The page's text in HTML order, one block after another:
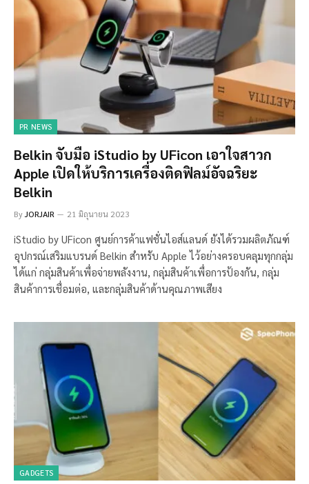
PR NEWS
Belkin จับมือ iStudio by UFicon เอาใจสาวก
Apple เปิดให้บริการเครื่องติดฟิลม์อัจฉริยะ
Belkin
ByJORJAIR 21 มิถุนายน 2023
iStudio by UFicon ศูนย์การค้าแฟชั่นไอส์แลนด์ ยังได้รวมผลิตภัณฑ์
อุปกรณ์เสริมแบรนด์ Belkin สำหรับ Apple ไว้อย่างครอบคลุมทุกกลุ่ม
ได้แก่ กลุ่มสินค้าเพื่อจ่ายพลังงาน, กลุ่มสินค้าเพื่อการป้องกัน, กลุ่ม
สินค้าการเชื่อมต่อ, และกลุ่มสินค้าด้านคุณภาพเสียง
GADGETS